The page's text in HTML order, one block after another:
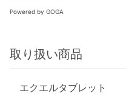
Powered by GOGA
取り扱い商品
エクエルタブレット